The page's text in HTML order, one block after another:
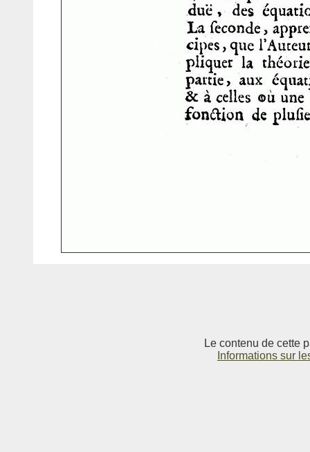
Le contenu de cette
Informations sur